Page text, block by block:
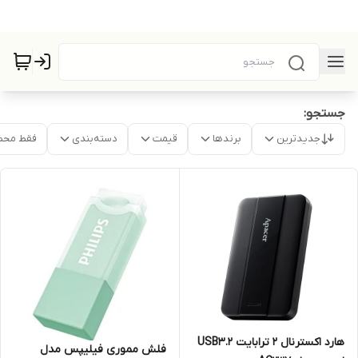
جستجو:
جدیدترین برندها قیمت دسته‌بندی فقط
هارد اکسترنال 2 ترابایت USB3.2
فلش مموری فیلیپس مدل